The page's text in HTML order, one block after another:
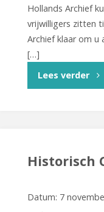
Hollands Archief
vrijwilligers zitten
Archief klaar om u
[…]
Lees verder
Historisch
Datum: 7